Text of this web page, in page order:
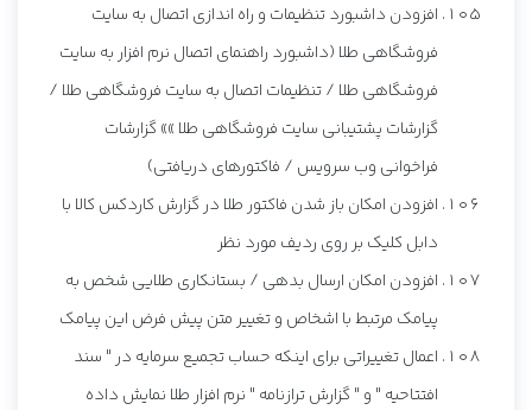
افزودن داشبورد تنظیمات و راه اندازی اتصال به سایت
فروشگاهی طلا (داشبورد راهنمای اتصال نرم افزار به سایت
فروشگاهی طلا / تنظیمات اتصال به سایت فروشگاهی طلا /
گزارشات پشتیبانی سایت فروشگاهی طلا »» گزارشات
فراخوانی وب سرویس / فاکتورهای دریافتی)
افزودن امکان باز شدن فاکتور طلا در گزارش کاردکس کالا با
دابل کلیک بر روی ردیف مورد نظر
افزودن امکان ارسال بدهی / بستانکاری طلایی شخص به
پیامک مرتبط با اشخاص و تغییر متن پیش فرض این پیامک
اعمال تغییراتی برای اینکه حساب تجمیع سرمایه در " سند
افتتاحیه " و " گزارش ترازنامه " نرم افزار طلا نمایش داده